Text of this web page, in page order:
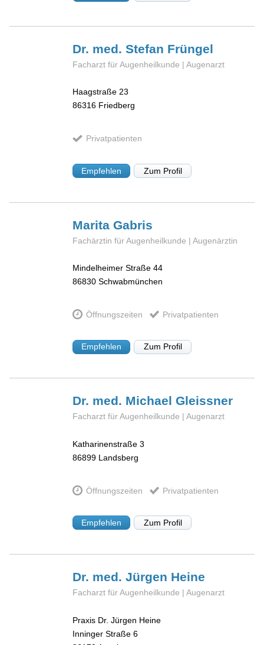
Dr. med. Stefan Früngel
Facharzt für Augenheilkunde | Augenarzt
Haagstraße 23
86316 Friedberg
Privatpatienten
Empfehlen Zum Profil
MaritaGabris
Fachärztin für Augenheilkunde | Augenärztin
Mindelheimer Straße 44
86830 Schwabmünchen
Öffnungszeiten Privatpatienten
Empfehlen Zum Profil
Dr. med. MichaelGleissner
Facharzt für Augenheilkunde | Augenarzt
Katharinenstraße 3
86899 Landsberg
Öffnungszeiten Privatpatienten
Empfehlen Zum Profil
Dr. med. Jürgen Heine
Facharzt für Augenheilkunde | Augenarzt
Praxis Dr. Jürgen Heine
Inninger Straße 6